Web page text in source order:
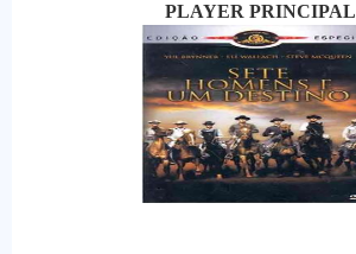
PLAYER PRINCIPAL